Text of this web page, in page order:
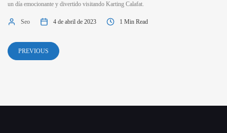
un día emocionante y divertido visitando Karting Calafat.
Seo 4 de abril de 2023 1 Min Read
PREVIOUS